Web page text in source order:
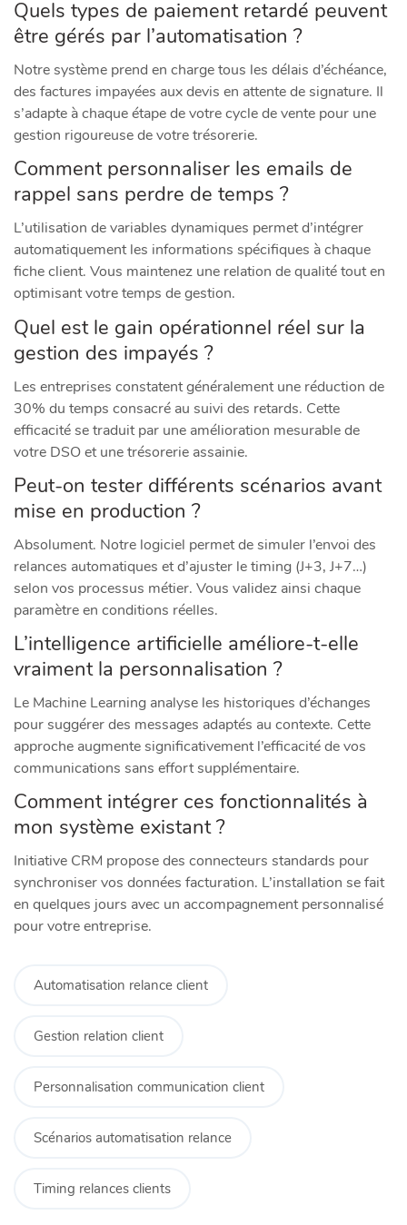
Quels types de paiement retardé peuvent
être gérés par l’automatisation ?
Notre système prend en charge tous les délais d’échéance,
des factures impayées aux devis en attente de signature. Il
s’adapte à chaque étape de votre cycle de vente pour une
gestion rigoureuse de votre trésorerie.
Comment personnaliser les emails de
rappel sans perdre de temps ?
L’utilisation de variables dynamiques permet d’intégrer
automatiquement les informations spécifiques à chaque
fiche client. Vous maintenez une relation de qualité tout en
optimisant votre temps de gestion.
Quel est le gain opérationnel réel sur la
gestion des impayés ?
Les entreprises constatent généralement une réduction de
30% du temps consacré au suivi des retards. Cette
efficacité se traduit par une amélioration mesurable de
votre DSO et une trésorerie assainie.
Peut-on tester différents scénarios avant
mise en production ?
Absolument. Notre logiciel permet de simuler l’envoi des
relances automatiques et d’ajuster le timing (J+3, J+7…)
selon vos processus métier. Vous validez ainsi chaque
paramètre en conditions réelles.
L’intelligence artificielle améliore-t-elle
vraiment la personnalisation ?
Le Machine Learning analyse les historiques d’échanges
pour suggérer des messages adaptés au contexte. Cette
approche augmente significativement l’efficacité de vos
communications sans effort supplémentaire.
Comment intégrer ces fonctionnalités à
mon système existant ?
Initiative CRM propose des connecteurs standards pour
synchroniser vos données facturation. L’installation se fait
en quelques jours avec un accompagnement personnalisé
pour votre entreprise.
Automatisation relance client
Gestion relation client
Personnalisation communication client
Scénarios automatisation relance
Timing relances clients